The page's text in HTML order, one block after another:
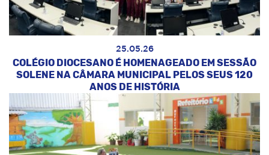
25.05.26
COLÉGIO DIOCESANO É HOMENAGEADO EM SESSÃO
SOLENE NA CÂMARA MUNICIPAL PELOS SEUS 120
ANOS DE HISTÓRIA